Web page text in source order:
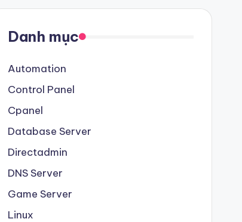
Danh mục
Automation
Control Panel
Cpanel
Database Server
Directadmin
DNS Server
Game Server
Linux